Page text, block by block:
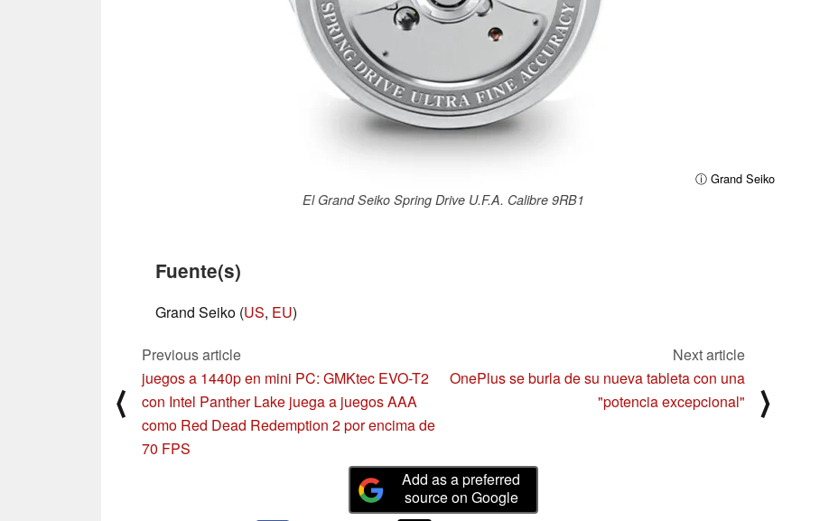
ⓘ Grand Seiko
El Grand Seiko Spring Drive U.F.A. Calibre 9RB1
Fuente(s)
Grand Seiko (US, EU)
⟨
Previous article
juegos a 1440p en mini PC: GMKtec EVO-T2
con Intel Panther Lake juega a juegos AAA
como Red Dead Redemption 2 por encima de
70 FPS
Next article
OnePlus se burla de su nueva tableta con una
"potencia excepcional"
⟩
Add as a preferred
source on Google